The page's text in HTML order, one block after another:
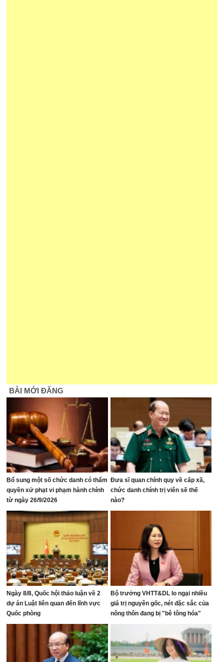
BÀI MỚI ĐĂNG
Bổ sung một số chức danh có thẩm
quyền xử phạt vi phạm hành chính
từ ngày 26/9/2026
Đưa sĩ quan chính quy về cấp xã,
chức danh chính trị viên sẽ thế
nào?
Ngày 8/8, Quốc hội thảo luận về 2
dự án Luật liên quan đến lĩnh vực
Quốc phòng
Bộ trưởng VHTT&DL lo ngại nhiều
giá trị nguyên gốc, nét đặc sắc của
nông thôn đang bị "bê tông hóa"